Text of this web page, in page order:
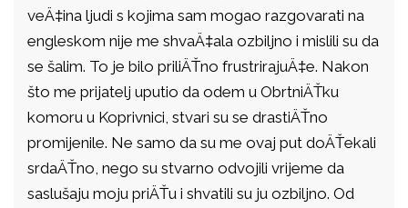
veÄ‡ina ljudi s kojima sam mogao razgovarati na
engleskom nije me shvaÄ‡ala ozbiljno i mislili su da
se šalim. To je bilo priliÄŤno frustrirajuÄ‡e. Nakon
što me prijatelj uputio da odem u ObrtniÄŤku
komoru u Koprivnici, stvari su se drastiÄŤno
promijenile. Ne samo da su me ovaj put doÄŤekali
srdaÄŤno, nego su stvarno odvojili vrijeme da
saslušaju moju priÄŤu i shvatili su ju ozbiljno. Od